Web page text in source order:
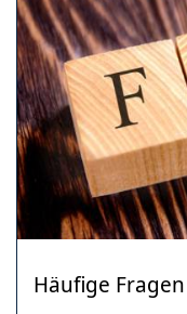
Häufige Fragen